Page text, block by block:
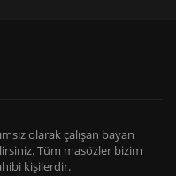
olarak çalışan bayan
Tüm masözler bizim
kişilerdir.